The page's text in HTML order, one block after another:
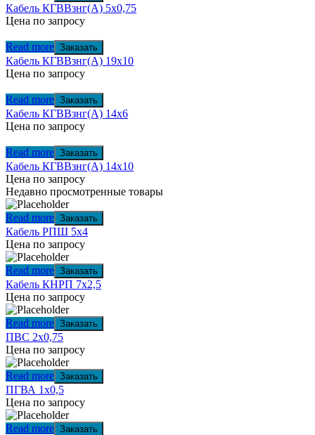
Кабель КГВВзнг(А) 5х0,75
Цена по запросу
Read more Заказать
Кабель КГВВзнг(А) 19х10
Цена по запросу
Read more Заказать
Кабель КГВВзнг(А) 14х6
Цена по запросу
Read more Заказать
Кабель КГВВзнг(А) 14х10
Цена по запросу
Недавно просмотренные товары
Read more Заказать
Кабель РПШ 5х4
Цена по запросу
Read more Заказать
Кабель КНРП 7х2,5
Цена по запросу
Read more Заказать
ПВС 2х0,75
Цена по запросу
Read more Заказать
ПГВА 1х0,5
Цена по запросу
Read more Заказать